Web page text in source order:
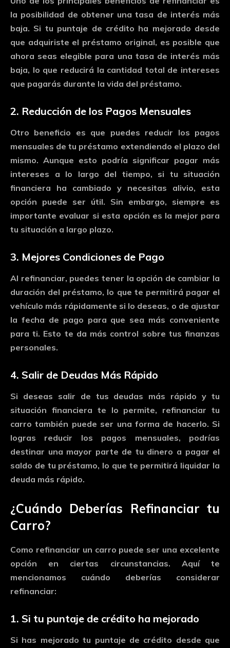
la posibilidad de obtener unatasa de interés más
baja. Si tu puntaje de crédito ha mejorado desde
que adquiriste el préstamo original, es posible que
ahora seas elegible para una tasa de interés más
baja, lo que reducirá la cantidad total de intereses
que pagarás durante la vida del préstamo.
2. Reducción de los Pagos Mensuales
Otro beneficio es que puedes reducir los pagos
mensuales detu préstamo extendiendo el plazo del
mismo. Aunque esto podría significar pagar más
intereses a lo largo del tiempo, si tu situación
financiera ha cambiado y necesitas alivio, esta
opción puede ser útil. Sin embargo, siempre es
importante evaluar si esta opción es la mejor para
tu situación a largo plazo.
3. Mejores Condiciones de Pago
Al refinanciar, puedes tener la opción de cambiar la
duración del préstamo, lo que te permitirá pagar el
vehículo más rápidamente si lo deseas, o de ajustar
la fecha de pago para que sea más conveniente
parati. Esto te da más control sobre tusfinanzas
personales.
4. Salir de Deudas Más Rápido
Si deseas salir de tus deudas más rápidoytu
situación financiera te lo permite, refinanciartu
carrotambién puede ser una forma de hacerlo. Si
logras reducir los pagos mensuales, podrías
destinar una mayor parte de tu dinero a pagar el
saldo de tu préstamo, lo que te permitirá liquidar la
deuda más rápido.
¿Cuándo Deberías Refinanciartu
Carro?
Como refinanciar un carro puede ser una excelente
opción en ciertas circunstancias. Aquíte
mencionamos cuándo deberías considerar
refinanciar:
1. Si tu puntaje de crédito ha mejorado
Si has mejoradotu puntaje de crédito desde que